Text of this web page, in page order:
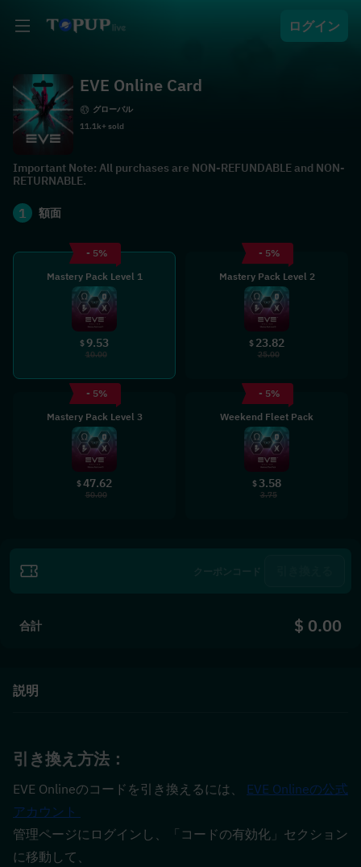
ログイン
EVE Online Card
グローバル
11.1k+ sold
Important Note: All purchases are NON-REFUNDABLE and NON-
RETURNABLE.
1 額面
- 5%
Mastery Pack Level 1
$9.53
10.00
- 5%
Mastery Pack Level 2
$ 23.82
25.00
- 5%
Mastery Pack Level 3
$47.62
50.00
- 5%
Weekend Fleet Pack
$3.58
3.75
合計 $ 0.00
説明
引き換え方法：
EVE Onlineのコードを引き換えるには、 EVE Onlineの公式
アカウント
管理ページにログインし、「コードの有効化」セクション
に移動して、